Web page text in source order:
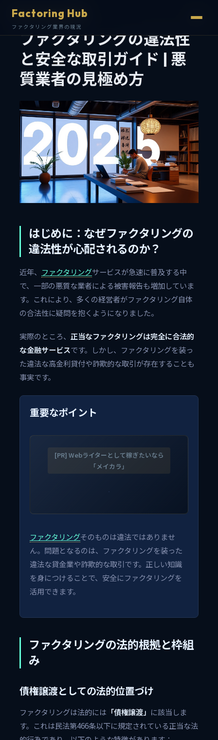
Factoring Hub
ファクタリング業界の現況
Factoring Hub
ファクタリング業界の現況
ファクタリングの違法性
と安全な取引ガイド | 悪
質業者の見極め方
はじめに：なぜファクタリングの
違法性が心配されるのか？
近年、 ファクタリングサービスが急速に普及する中
で、一部の悪質な業者による被害報告も増加していま
す。これにより、多くの経営者がファクタリング自体
の合法性に疑問を抱くようになりました。
実際のところ、 正当なファクタリングは完全に合法的
な金融サービスです。しかし、ファクタリングを装っ
た違法な高金利貸付や詐欺的な取引が存在することも
事実です。
重要なポイント
[PR] Webライターとして稼ぎたいなら
「メイカラ」
ファクタリングそのものは違法ではありませ
ん。問題となるのは、ファクタリングを装った
違法な貸金業や詐欺的な取引です。正しい知識
を身につけることで、安全にファクタリングを
活用できます。
ファクタリングの法的根拠と枠組
み
債権譲渡としての法的位置づけ
ファクタリングは法的には 「債権譲渡」 に該当しま
す。これは民法第466条以下に規定されている正当な法